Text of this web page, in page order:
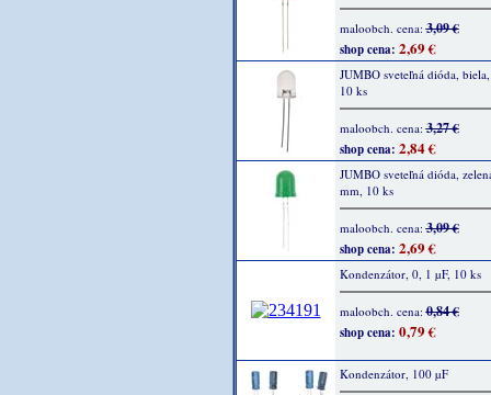
maloobch. cena:3,09 €
shop cena: 2,69 €
JUMBO sveteľná dióda,
10 ks
maloobch. cena:3,27 €
shop cena: 2,84 €
JUMBO sveteľná dióda,
mm, 10 ks
maloobch. cena:3,09 €
shop cena: 2,69 €
Kondenzátor, 0, 1 µF, 10 ks
maloobch. cena:0,84 €
shop cena: 0,79 €
Kondenzátor, 100 µF